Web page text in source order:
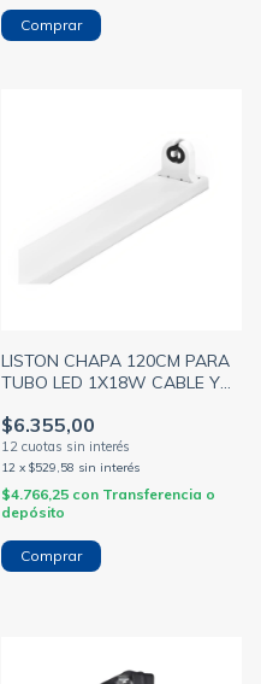
Comprar
LISTON CHAPA 120CM PARA
TUBO LED 1X18W CABLE Y
$6.355,00
12 x $529,58 sin interés
$4.766,25 con Transferencia o
depósito